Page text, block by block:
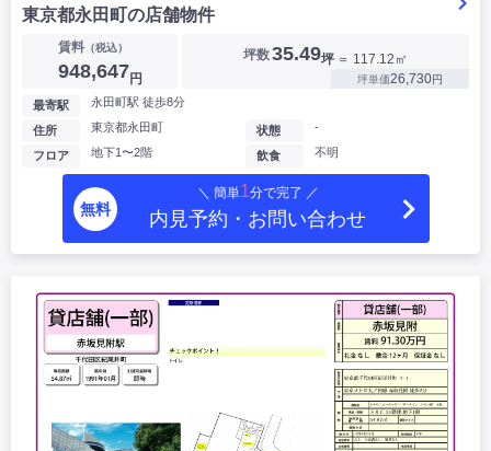
東京都永田町の店舗物件
賃料（税込）
948,647円
坪数35.49坪 ＝ 117.12㎡
坪単価26,730円
最寄駅 永田町駅 徒歩8分
住所 東京都永田町
フロア 地下1〜2階
状態 -
飲食 不明
無料
＼ 簡単1分で完了 ／
内見予約・お問い合わせ